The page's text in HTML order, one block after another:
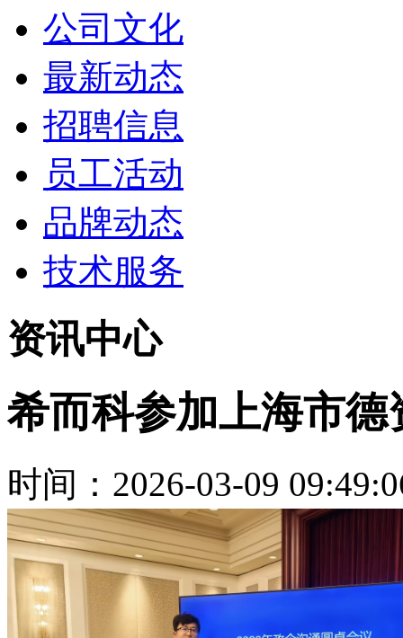
公司文化
最新动态
招聘信息
员工活动
品牌动态
技术服务
资讯中心
希而科参加上海市
时间：2026-03-09